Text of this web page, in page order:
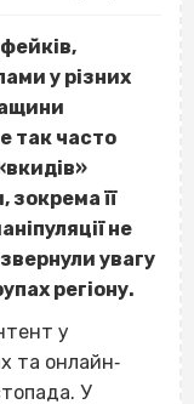
у різних
так часто
зокрема її
не
увагу
регіону.
у
та онлайн‐
У